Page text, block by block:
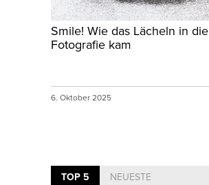
Smile! Wie das Lächeln in die
Fotografie kam
6. Oktober 2025
TOP 5 NEUESTE